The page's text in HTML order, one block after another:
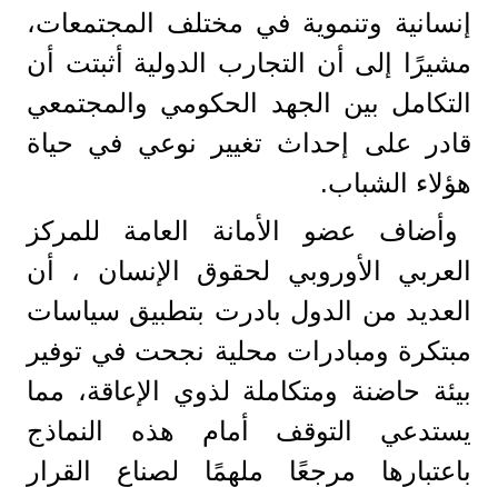
إنسانية وتنموية في مختلف المجتمعات،
مشيرًا إلى أن التجارب الدولية أثبتت أن
التكامل بين الجهد الحكومي والمجتمعي
قادر على إحداث تغيير نوعي في حياة
هؤلاء الشباب.
وأضاف عضو الأمانة العامة للمركز
العربي الأوروبي لحقوق الإنسان ، أن
العديد من الدول بادرت بتطبيق سياسات
مبتكرة ومبادرات محلية نجحت في توفير
بيئة حاضنة ومتكاملة لذوي الإعاقة، مما
يستدعي التوقف أمام هذه النماذج
باعتبارها مرجعًا ملهمًا لصناع القرار